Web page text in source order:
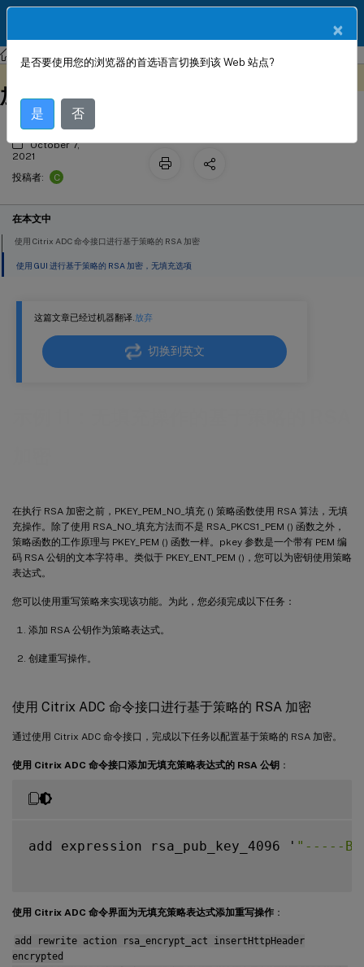
NetScaler Citrix ADC 13.0 AppExpert
这篇文章已经过机器翻译.放弃
切换到英文
在执行 RSA 加密之前，PKEY_PEM_NO_填充 () 策略函数使用 RSA 算法，无填
充操作。除了使用 RSA_NO_填充方法而不是 RSA_PKCS1_PEM () 函数之外，
策略函数的工作原理与 PKEY_PEM () 函数一样。pkey 参数是一个带有 PEM 编
码 RSA 公钥的文本字符串。类似于 PKEY_ENT_PEM ()，您可以为密钥使用策略
表达式。
您可以使用重写策略来实现该功能。为此，您必须完成以下任务：
添加 RSA 公钥作为策略表达式。
创建重写操作。
使用 Citrix ADC 命令接口进行基于策略的 RSA 加密
通过使用 Citrix ADC 命令接口，完成以下任务以配置基于策略的 RSA 加密。
使用 Citrix ADC 命令接口添加无填充策略表达式的 RSA 公钥 ：
add expression rsa_pub_key_4096 ' "-----
使用 Citrix ADC 命令界面为无填充策略表达式添加重写操作 ：
add rewrite action rsa_encrypt_act insertHttpHeader
encrypted
示例 11：无填充操作的基于策略的 RSA
加密
October 7,
2021
投稿者:
C
在本文中
使用 Citrix ADC 命令接口进行基于策略的 RSA 加密
使用 GUI 进行基于策略的 RSA 加密，无填充选项
×
是否要使用您的浏览器的首选语言切换到该 Web 站点?
是 否